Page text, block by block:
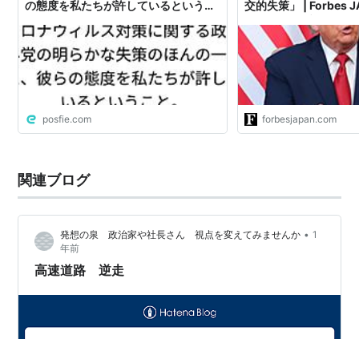
の態度を私たちが許しているというこ
posfie.com
交的失策」 | Forbes
forbesjapan.com
関連ブログ
発想の泉 政治家や社長さん 視点を変えてみませんか • 1
年前
高速道路 逆走